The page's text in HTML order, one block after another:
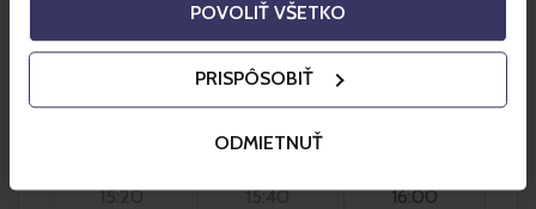
POVOLIŤ VŠETKO
PRISPÔSOBIŤ
ODMIETNUŤ
12:40
13:40
14:40
15:20 15:40 16:00